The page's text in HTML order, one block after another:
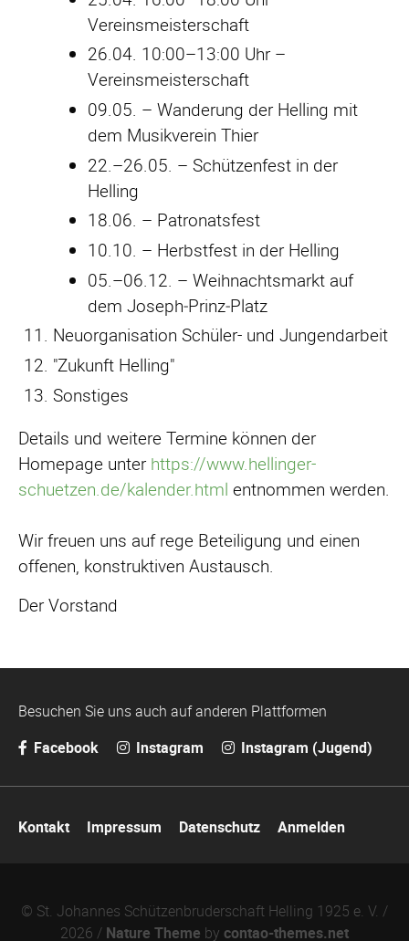
Vereinsmeisterschaft
26.04. 10:00–13:00 Uhr –
Vereinsmeisterschaft
09.05. – Wanderung der Helling mit
dem Musikverein Thier
22.–26.05. – Schützenfest in der
Helling
18.06. – Patronatsfest
10.10. – Herbstfest in der Helling
05.–06.12. – Weihnachtsmarkt auf
dem Joseph‑Prinz‑Platz
Neuorganisation Schüler- und Jungendarbeit
"Zukunft Helling"
Sonstiges
Details und weitere Termine können der
Homepage unter https://www.hellinger-
schuetzen.de/kalender.html entnommen werden.
Wir freuen uns auf rege Beteiligung und einen
offenen, konstruktiven Austausch.
Der Vorstand
Besuchen Sie uns auch auf anderen Plattformen
Facebook
Instagram Instagram (Jugend)
überspringen
Kontakt Impressum Datenschutz Anmelden
© St. Johannes Schützenbruderschaft Helling 1925 e. V. /
2026 / Nature Theme by contao-themes.net